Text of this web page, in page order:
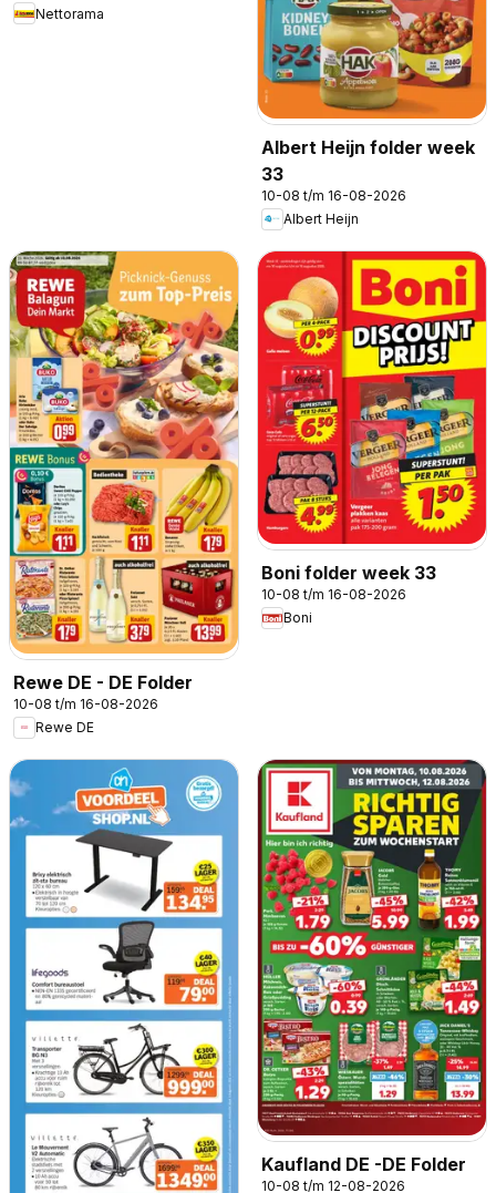
Nettorama
Albert Heijn folder week
33
10-08 t/m 16-08-2026
Albert Heijn
Rewe DE - DE Folder
10-08 t/m 16-08-2026
Rewe DE
Boni folder week 33
10-08 t/m 16-08-2026
Boni
Kaufland DE -DE Folder
10-08 t/m 12-08-2026